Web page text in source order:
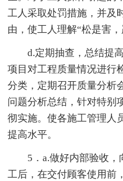
工人采取处罚措施，并及
由，使工人理解“松是害，
d.定期抽查，总结提
项目对工程质量情况进行
分类，定期召开质量分析
问题分析总结，针对特别
彻实施。使各施工管理人
提高水平。
5．a.做好内部验收
工后，在交付顾客使用前